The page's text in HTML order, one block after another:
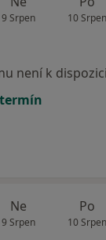
9 Srpen 10 Srpen
není k dispozici
Ne
9 Srpen
Po
10 Srpen